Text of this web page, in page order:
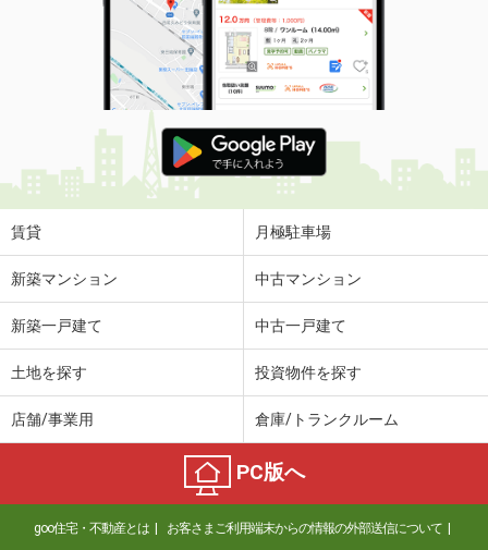
賃貸 月極駐車場
新築マンション 中古マンション
新築一戸建て 中古一戸建て
土地を探す 投資物件を探す
店舗/事業用 倉庫/トランクルーム
PC版へ
goo住宅・不動産とは お客さまご利用端末からの情報の外部送信について